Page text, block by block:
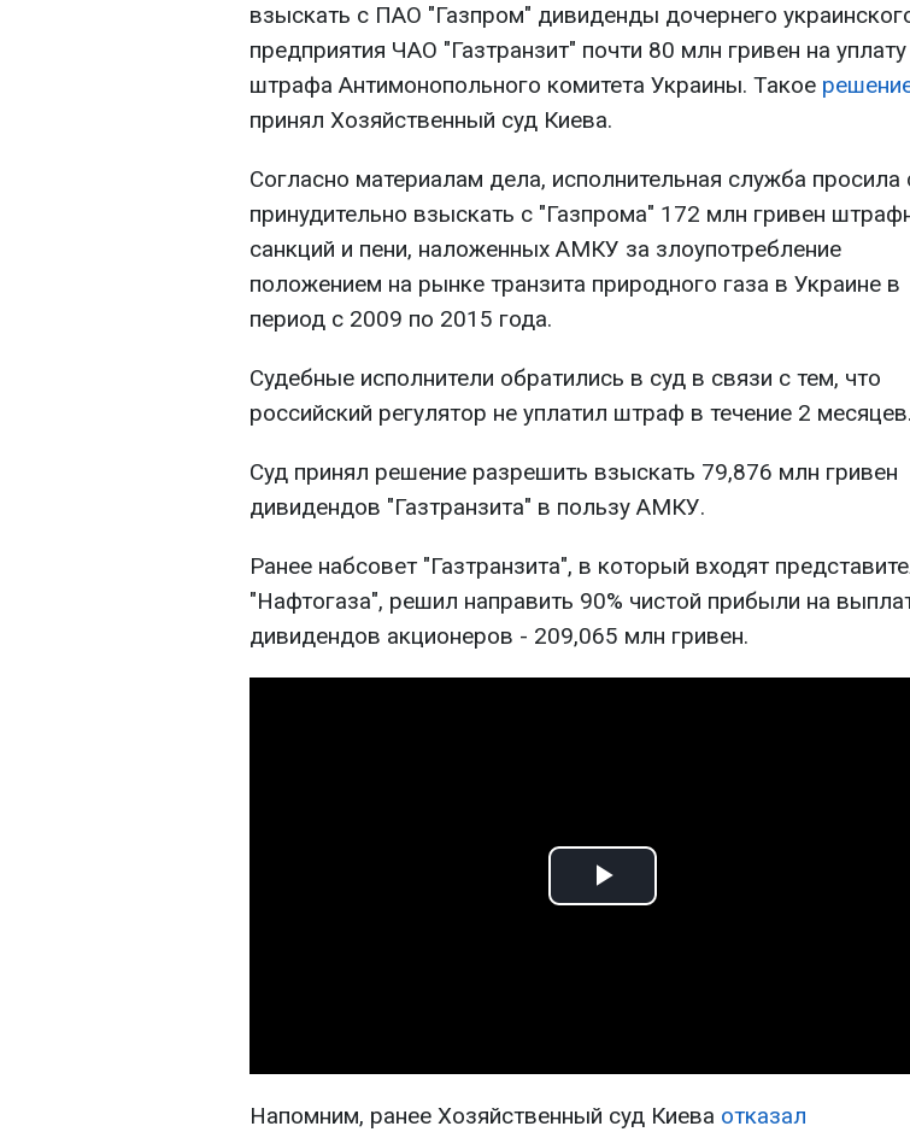
взыскать с ПАО "Газпром" дивиденды дочернего
предприятия ЧАО "Газтранзит" почти 80 млн гривен на уплату
штрафа Антимонопольного комитета Украины. Такое
принял Хозяйственный суд Киева.
Согласно материалам дела, исполнительная служба просила
принудительно взыскать с "Газпрома" 172 млн гривен
санкций и пени, наложенных АМКУ за злоупотребление
положением на рынке транзита природного газа в Украине в
период с 2009 по 2015 года.
Судебные исполнители обратились в суд в связи с тем, что
российский регулятор не уплатил штраф в течение 2 месяцев.
Суд принял решение разрешить взыскать 79,876 млн гривен
дивидендов "Газтранзита" в пользу АМКУ.
Ранее набсовет "Газтранзита", в который входят
"Нафтогаза", решил направить 90% чистой прибыли на
дивидендов акционеров - 209,065 млн гривен.
Play
Напомним, ранее Хозяйственный суд Киева отказал